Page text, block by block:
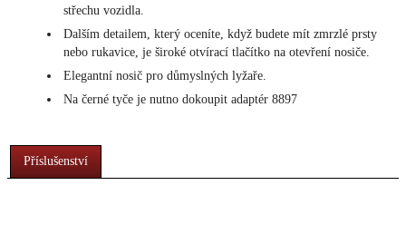
střechu vozidla.
Dalším detailem, který oceníte, když budete mít zmrzlé prsty
nebo rukavice, je široké otvírací tlačítko na otevření nosiče.
Elegantní nosič pro důmyslných lyžaře.
Na černé tyče je nutno dokoupit adaptér 8897
Příslušenství